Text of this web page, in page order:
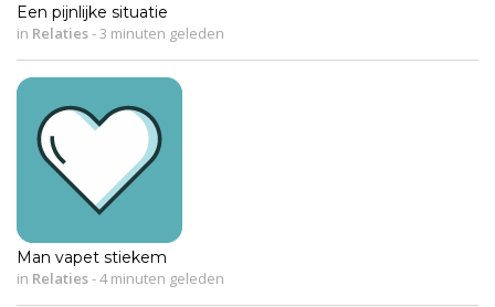
Een pijnlijke situatie
in Relaties- 3 minuten geleden
Man vapet stiekem
in Relaties-4 minuten geleden